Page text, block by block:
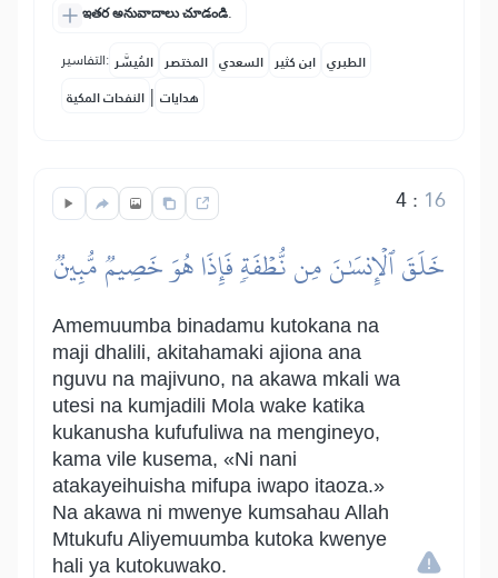
ఇతర అనువాదాలు చూడండి.
التفاسير: المُيسَّر المختصر السعدي ابن كثير الطبري
النفحات المكية | هدايات
4: 16
خَلَقَ ٱلۡإِنسَٰنَ مِن نُّطۡفَةٖ فَإِذَا هُوَ خَصِيمٞ مُّبِينٞ
Amemuumba binadamu kutokana na
maji dhalili, akitahamaki ajiona ana
nguvu na majivuno, na akawa mkali wa
utesi na kumjadili Mola wake katika
kukanusha kufufuliwa na mengineyo,
kama vile kusema, «Ni nani
atakayeihuisha mifupa iwapo itaoza.»
Na akawa ni mwenye kumsahau Allah
Mtukufu Aliyemuumba kutoka kwenye
hali ya kutokuwako.